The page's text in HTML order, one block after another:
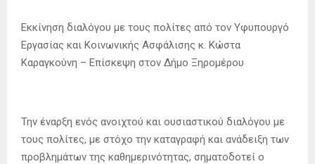
Εκκίνηση διαλόγου με τους πολίτες από τον Υφυπουργό
Εργασίας και Κοινωνικής Ασφάλισης κ. Κώστα
Καραγκούνη – Επίσκεψη στον Δήμο Ξηρομέρου
Την έναρξη ενός ανοιχτού και ουσιαστικού διαλόγου με
τους πολίτες, με στόχο την καταγραφή και ανάδειξη των
προβλημάτων της καθημερινότητας, σηματοδοτεί ο